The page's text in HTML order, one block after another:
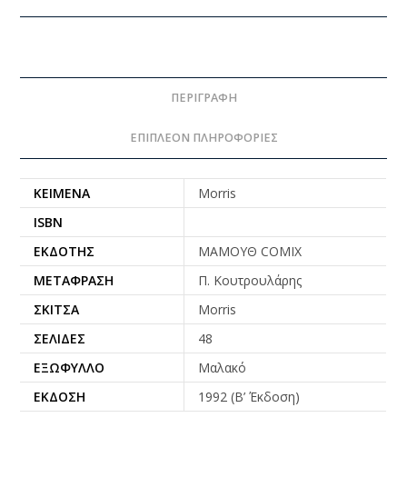
ΠΕΡΙΓΡΑΦΉ
ΕΠΙΠΛΈΟΝ ΠΛΗΡΟΦΟΡΊΕΣ
ΚΕΊΜΕΝΑ
Morris
ISBN
ΕΚΔΌΤΗΣ
ΜΑΜΟΥΘ COMIX
ΜΕΤΆΦΡΑΣΗ
Π. Κουτρουλάρης
ΣΚΊΤΣΑ
Morris
ΣΕΛΊΔΕΣ
48
ΕΞΏΦΥΛΛΟ
Μαλακό
ΈΚΔΟΣΗ
1992 (Β’ Έκδοση)